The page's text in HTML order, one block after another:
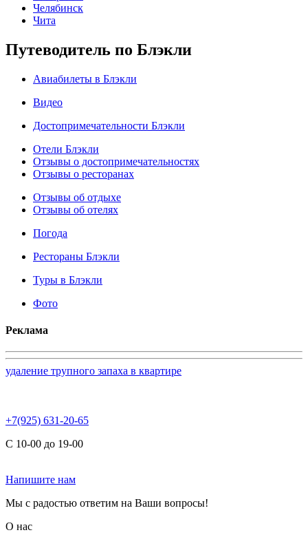
Челябинск
Чита
Путеводитель по Блэкли
Авиабилеты в Блэкли
Видео
Достопримечательности Блэкли
Отели Блэкли
Отзывы о достопримечательностях
Отзывы о ресторанах
Отзывы об отдыхе
Отзывы об отелях
Погода
Рестораны Блэкли
Туры в Блэкли
Фото
Реклама
удаление трупного запаха в квартире
+7(925) 631-20-65
С 10-00 до 19-00
Напишите нам
Мы с радостью ответим на Ваши вопросы!
О нас